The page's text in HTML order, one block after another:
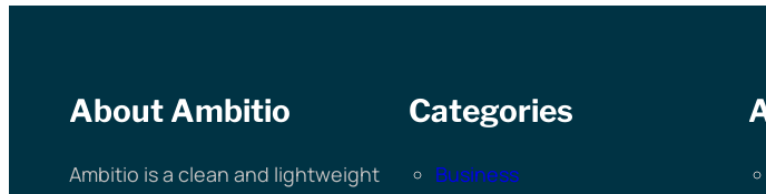
About Ambitio
Ambitio is a clean and lightweight
Categories
Business